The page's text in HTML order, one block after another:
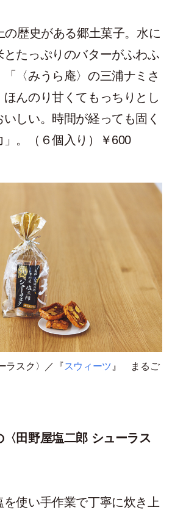
の歴史がある郷土菓子。水に
たっぷりのバターがふわふ
〈みうら庵〉の三浦ナミさ
んのり甘くてもっちりとし
しい。時間が経っても固く
。（６個入り）￥600
ラスク〉／『 スウィーツ』
まるご
〈田野屋塩二郎 シューラス
使い手作業で丁寧に炊き上